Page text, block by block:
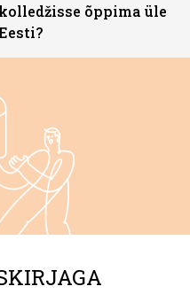
kolledžisse õppima üle